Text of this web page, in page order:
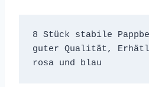
8 Stück stabile
guter Qualität,
rosa und blau